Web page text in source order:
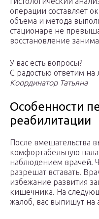
операции составляет
объема и метода
стационаре не
восстановление
У вас есть вопросы?
С радостью ответим
Координатор Татьяна
Особенности
реабилитации
После вмешательства
комфортабельную
наблюдением врачей.
разрешат вставать.
избежание развития
кишечника. На
жалоб, вас выпишут на